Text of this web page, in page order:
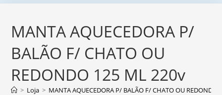
MANTA AQUECEDORA P/
BALÃO F/ CHATO OU
REDONDO 125 ML 220v
> Loja > MANTA AQUECEDORA P/ BALÃO F/ CHATO OU REDONDO